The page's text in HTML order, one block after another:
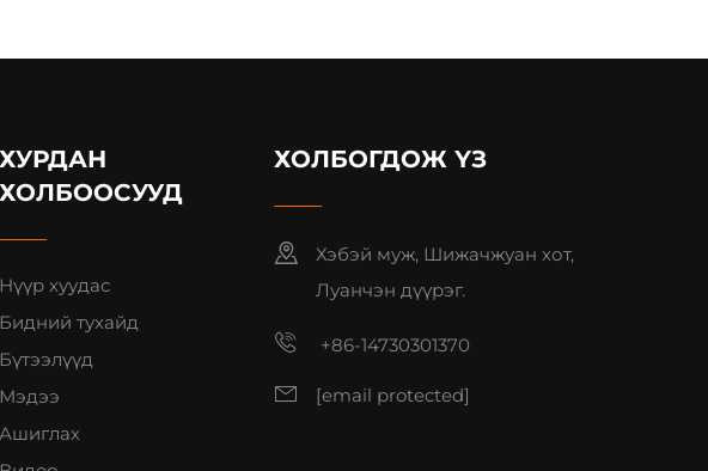
ХУРДАН
ХОЛБООСУУД
Нүүр хуудас
Бидний тухайд
Бүтээлүүд
Мэдээ
Ашиглах
ХОЛБОГДОЖ ҮЗ
Хэбэй муж, Шижачжуан хот,
Луанчэн дүүрэг.
+86-14730301370
[email protected]